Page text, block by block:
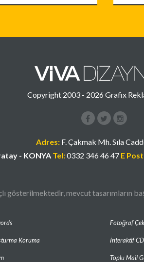
Copyright 2003 - 2026 Grafix
FacebookInstagram
Adres:F. Çakmak Mh. Sıla
- KONYA Tel:0332 346 46 47 E
gösterilmektedir, mevcut tasarımların
Koruma
Fotoğraf
İnteraktif CD
Toplu Mail